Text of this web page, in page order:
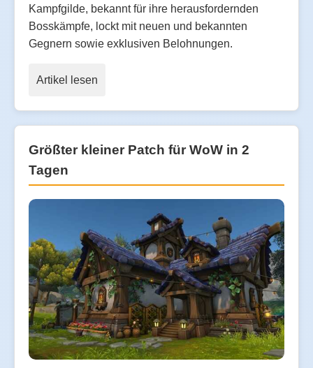
Kampfgilde, bekannt für ihre herausfordernden
Bosskämpfe, lockt mit neuen und bekannten
Gegnern sowie exklusiven Belohnungen.
Artikel lesen
Größter kleiner Patch für WoW in 2
Tagen